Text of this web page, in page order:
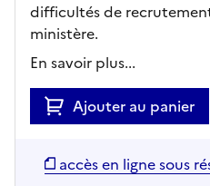
difficultés de
ministère.
En savoir plus...
Ajouter au panier
accès en ligne sous